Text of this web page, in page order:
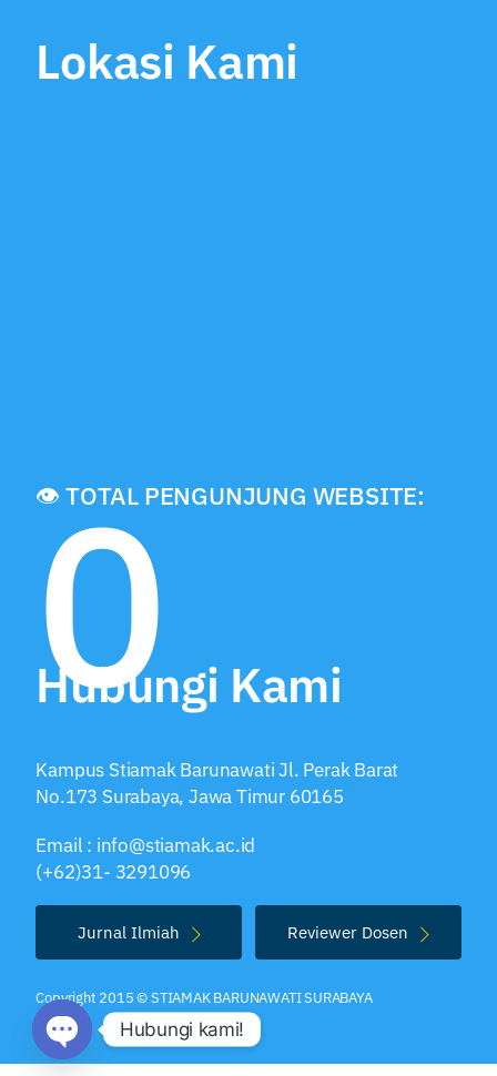
Lokasi Kami
👁️ TOTAL PENGUNJUNG WEBSITE:
0
Hubungi Kami
Kampus Stiamak Barunawati Jl. Perak Barat
No.173 Surabaya, Jawa Timur 60165
Email : info@stiamak.ac.id
(+62)31- 3291096
Jurnal Ilmiah Reviewer Dosen
Copyright 2015 © STIAMAK BARUNAWATI SURABAYA
Hubungi kami!
O